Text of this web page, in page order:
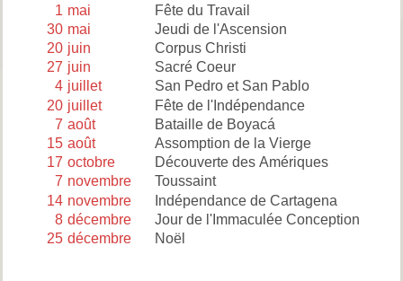
1 mai
Fête du Travail
30 mai
Jeudi de l'Ascension
20 juin
Corpus Christi
27 juin
Sacré Coeur
4 juillet
San Pedro et San Pablo
20 juillet
Fête de l'Indépendance
7 août
Bataille de Boyacá
15 août
Assomption de la Vierge
17 octobre
Découverte des Amériques
7 novembre
Toussaint
14 novembre
Indépendance de Cartagena
8 décembre
Jour de l'Immaculée Conception
25 décembre Noël